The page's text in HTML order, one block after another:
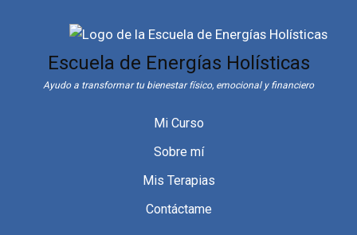
Escuela de Energías Holísticas
Ayudo a transformar tu bienestar físico, emocional y financiero
Mi Curso
Sobre mí
Mis Terapias
Contáctame